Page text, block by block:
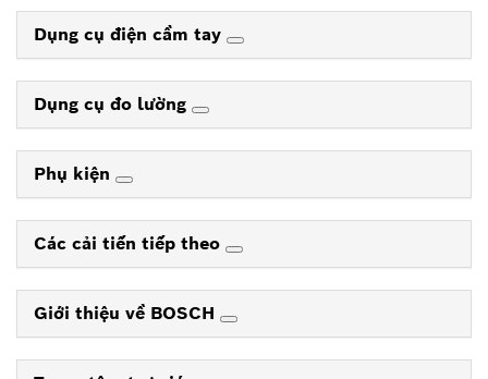
Dụng cụ điện cầm tay
Dụng cụ đo lường
Phụ kiện
Các cải tiến tiếp theo
Giới thiệu về BOSCH